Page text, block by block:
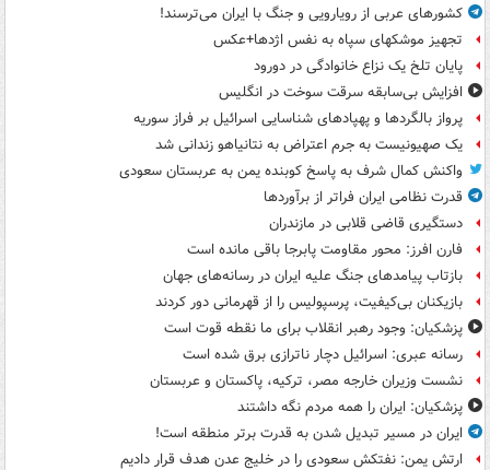
کشورهای عربی از رویارویی و جنگ با ایران می‌ترسند!
تجهیز موشکهای سپاه به نفس اژدها+عکس
پایان تلخ یک نزاع خانوادگی در دورود
افزایش بی‌سابقه سرقت سوخت در انگلیس
پرواز بالگردها و پهپادهای شناسایی اسرائیل بر فراز سوریه
یک صهیونیست به جرم اعتراض به نتانیاهو زندانی شد
واکنش کمال شرف به پاسخ کوبنده یمن به عربستان سعودی
قدرت نظامی ایران فراتر از برآوردها
دستگیری قاضی قلابی در مازندران
فارن افرز: محور مقاومت پابرجا باقی مانده است
بازتاب پیامدهای جنگ علیه ایران در رسانه‌های جهان
بازیکنان بی‌کیفیت، پرسپولیس را از قهرمانی دور کردند
پزشکیان: وجود رهبر انقلاب برای ما نقطه قوت است
رسانه عبری: اسرائیل دچار ناترازی برق شده است
نشست وزیران خارجه مصر، ترکیه، پاکستان و عربستان
پزشکیان: ایران را همه مردم نگه داشتند
ایران در مسیر تبدیل شدن به قدرت برتر منطقه است!
ارتش یمن: نفتکش سعودی را در خلیج عدن هدف قرار دادیم